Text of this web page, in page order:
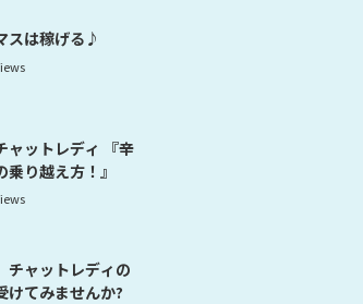
スは稼げる♪
トレディ 『辛
乗り越え方！』
チャットレディの
けてみませんか?